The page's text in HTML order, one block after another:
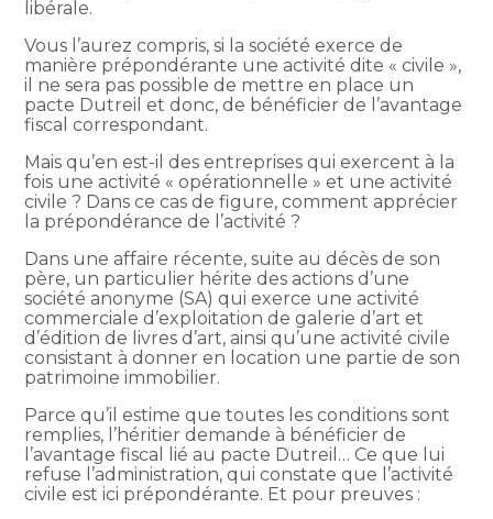
libérale.
Vous l’aurez compris, si la société exerce de
manière prépondérante une activité dite « civile »,
il ne sera pas possible de mettre en place un
pacte Dutreil et donc, de bénéficier de l’avantage
fiscal correspondant.
Mais qu’en est-il des entreprises qui exercent à la
fois une activité « opérationnelle » et une activité
civile ? Dans ce cas de figure, comment apprécier
la prépondérance de l’activité ?
Dans une affaire récente, suite au décès de son
père, un particulier hérite des actions d’une
société anonyme (SA) qui exerce une activité
commerciale d’exploitation de galerie d’art et
d’édition de livres d’art, ainsi qu’une activité civile
consistant à donner en location une partie de son
patrimoine immobilier.
Parce qu’il estime que toutes les conditions sont
remplies, l’héritier demande à bénéficier de
l’avantage fiscal lié au pacte Dutreil… Ce que lui
refuse l’administration, qui constate que l’activité
civile est ici prépondérante. Et pour preuves :